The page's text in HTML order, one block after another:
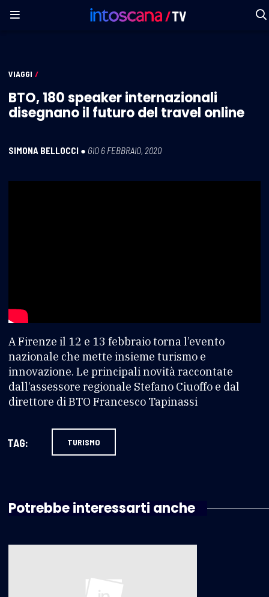
VIAGGI /
BTO, 180 speaker internazionali
disegnano il futuro del travel online
SIMONA BELLOCCI ● GIO 6 FEBBRAIO, 2020
A Firenze il 12 e 13 febbraio torna l’evento
nazionale che mette insieme turismo e
innovazione. Le principali novità raccontate
dall’assessore regionale Stefano Ciuoffo e dal
direttore di BTO Francesco Tapinassi
TAG: TURISMO
Potrebbe interessarti anche